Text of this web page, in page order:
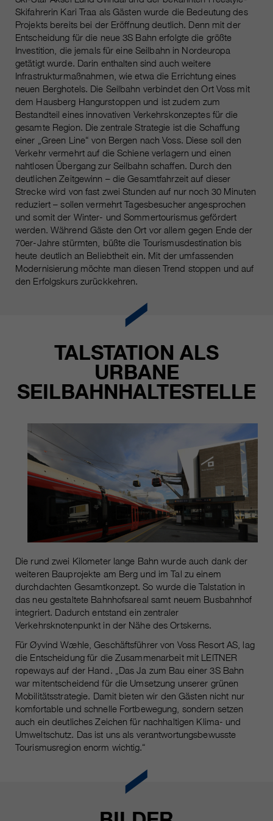
Skifahrerin Kari Traa als Gästen wurde die Bedeutung des
Projekts bereits bei der Eröffnung deutlich. Denn mit der
Entscheidung für die neue 3S Bahn erfolgte die größte
Investition, die jemals für eine Seilbahn in Nordeuropa
getätigt wurde. Darin enthalten sind auch weitere
Infrastrukturmaßnahmen, wie etwa die Errichtung eines
neuen Berghotels. Die Seilbahn verbindet den Ort Voss mit
dem Hausberg Hangurstoppen und ist zudem zum
Bestandteil eines innovativen Verkehrskonzeptes für die
gesamte Region. Die zentrale Strategie ist die Schaffung
einer „Green Line“ von Bergen nach Voss. Diese soll den
Verkehr vermehrt auf die Schiene verlagern und einen
nahtlosen Übergang zur Seilbahn schaffen. Durch den
deutlichen Zeitgewinn – die Gesamtfahrzeit auf dieser
Strecke wird von fast zwei Stunden auf nur noch 30 Minuten
reduziert – sollen vermehrt Tagesbesucher angesprochen
und somit der Winter- und Sommertourismus gefördert
werden. Während Gäste den Ort vor allem gegen Ende der
70er-Jahre stürmten, büßte die Tourismusdestination bis
heute deutlich an Beliebtheit ein. Mit der umfassenden
Modernisierung möchte man diesen Trend stoppen und auf
den Erfolgskurs zurückkehren.
TALSTATION ALS
URBANE
SEILBAHNHALTESTELLE
Die rund zwei Kilometer lange Bahn wurde auch dank der
weiteren Bauprojekte am Berg und im Tal zu einem
durchdachten Gesamtkonzept. So wurde die Talstation in
das neu gestaltete Bahnhofsareal samt neuem Busbahnhof
integriert. Dadurch entstand ein zentraler
Verkehrsknotenpunkt in der Nähe des Ortskerns.
Für Øyvind Wæhle, Geschäftsführer von Voss Resort AS, lag
die Entscheidung für die Zusammenarbeit mit LEITNER
ropeways auf der Hand. „Das Ja zum Bau einer 3S Bahn
war mitentscheidend für die Umsetzung unserer grünen
Mobilitätsstrategie. Damit bieten wir den Gästen nicht nur
komfortable und schnelle Fortbewegung, sondern setzen
auch ein deutliches Zeichen für nachhaltigen Klima- und
Umweltschutz. Das ist uns als verantwortungsbewusste
Tourismusregion enorm wichtig.“
https://policies.google.com/privacy.
Gesammelte nicht
personenbezogene Daten werden
verwendet, um Berichte über die
Nutzung der Website zu erstellen,
die uns helfen, unsere Websites /
Apps zu verbessern. Diese
Informationen werden auch an
unsere Kunden / Partner
weitergegeben.